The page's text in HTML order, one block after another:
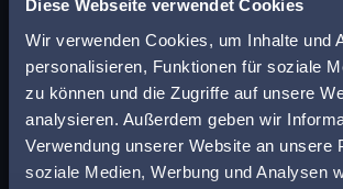
Diese Webseite verwendet Cookies
Wir verwenden Cookies, um Inhalte und
personalisieren, Funktionen für soziale
zu können und die Zugriffe auf unsere
analysieren. Außerdem geben wir
Verwendung unserer Website an unsere
soziale Medien, Werbung und Analysen
Sturmschäden: Welche Kosten
Versicherungen?
Stürme können erhebliche
Häusern, Autos und anderen
verursachen. In solchen Fällen
viele die Frage: In welchen Fällen
MEHR LESEN
Finden Sie den
passenden
Ihrer Nähe!
Geben Sie Ihre Postleitzahl ein, um
eines Beitrags sofort einen